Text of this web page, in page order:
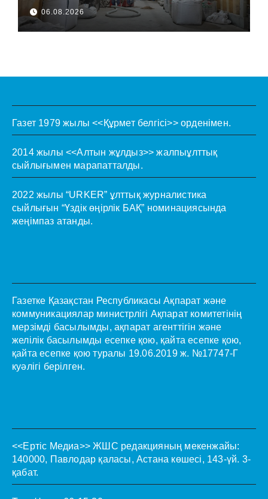
06.08.2026
Газет 1979 жылы <<Құрмет белгісі>> орденімен.
2014 жылы <<Алтын жұлдыз>> жалпыұлттық
сыйлығымен марапатталды.
2022 жылы “URKER” ұлттық журналистика
сыйлығын “Үздік өңірлік БАҚ” номинациясында
жеңімпаз атанды.
Газетке Қазақстан Республикасы Ақпарат және
коммуникациялар министрлігі Ақпарат комитетінің
мерзімді басылымды, ақпарат агенттігін және
желілік басылымды есепке қою, қайта есепке қою,
қайта есепке қою туралы 19.06.2019 ж. №17747-Г
куәлігі берілген.
<<Ертіс Медиа>> ЖШС редакцияның мекенжайы:
140000, Павлодар қаласы, Астана көшесі, 143-үй. 3-
қабат.